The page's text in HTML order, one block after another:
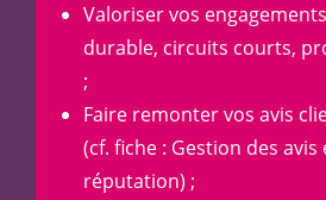
Valoriser vos
durable, circuits courts,
;
Faire remonter vos avis
(cf. fiche : Gestion des avis
réputation) ;